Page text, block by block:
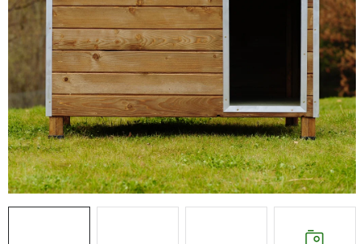
DARČEKOVÝ POUKAZ
Náš príbeh od začiatku Doprava Kontakt
Hodnotenie obchodu
Obchodné podmienky
Vrátenie, výmena tovaru
Pravidlá súťaží na Facebooku